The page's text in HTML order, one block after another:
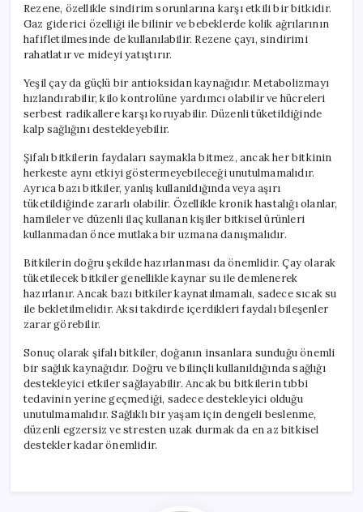
Rezene, özellikle sindirim sorunlarına karşı etkili bir bitkidir.
Gaz giderici özelliği ile bilinir ve bebeklerde kolik ağrılarının
hafifletilmesinde de kullanılabilir. Rezene çayı, sindirimi
rahatlatır ve mideyi yatıştırır.
Yeşil çay da güçlü bir antioksidan kaynağıdır. Metabolizmayı
hızlandırabilir, kilo kontrolüne yardımcı olabilir ve hücreleri
serbest radikallere karşı koruyabilir. Düzenli tüketildiğinde
kalp sağlığını destekleyebilir.
Şifalı bitkilerin faydaları saymakla bitmez, ancak her bitkinin
herkeste aynı etkiyi göstermeyebileceği unutulmamalıdır.
Ayrıca bazı bitkiler, yanlış kullanıldığında veya aşırı
tüketildiğinde zararlı olabilir. Özellikle kronik hastalığı olanlar,
hamileler ve düzenli ilaç kullanan kişiler bitkisel ürünleri
kullanmadan önce mutlaka bir uzmana danışmalıdır.
Bitkilerin doğru şekilde hazırlanması da önemlidir. Çay olarak
tüketilecek bitkiler genellikle kaynar su ile demlenerek
hazırlanır. Ancak bazı bitkiler kaynatılmamalı, sadece sıcak su
ile bekletilmelidir. Aksi takdirde içerdikleri faydalı bileşenler
zarar görebilir.
Sonuç olarak şifalı bitkiler, doğanın insanlara sunduğu önemli
bir sağlık kaynağıdır. Doğru ve bilinçli kullanıldığında sağlığı
destekleyici etkiler sağlayabilir. Ancak bu bitkilerin tıbbi
tedavinin yerine geçmediği, sadece destekleyici olduğu
unutulmamalıdır. Sağlıklı bir yaşam için dengeli beslenme,
düzenli egzersiz ve stresten uzak durmak da en az bitkisel
destekler kadar önemlidir.